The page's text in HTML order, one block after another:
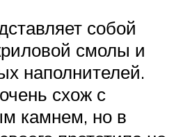
собой
смолы и
наполнителей.
схож с
камнем, но в